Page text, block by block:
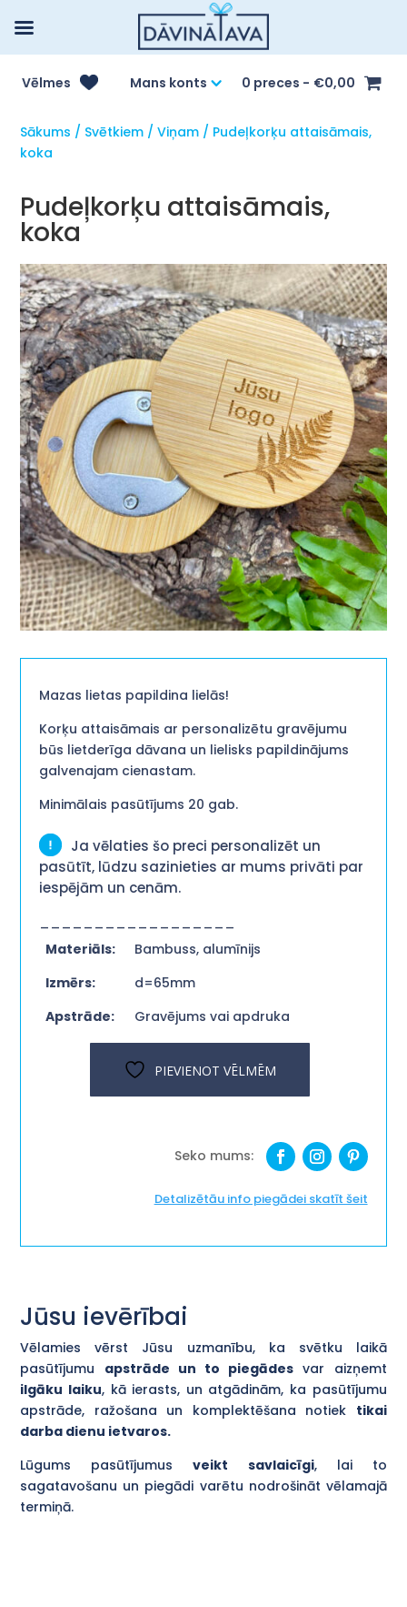
Vēlmes Mans konts 0 preces €0,00
Sākums / Svētkiem /Viņam / Pudeļkorķu attaisāmais,
koka
Pudeļkorķu attaisāmais,
koka
Mazas lietas papildina lielās!
Korķu attaisāmais ar personalizētu gravējumu
būs lietderīga dāvana un lielisks papildinājums
galvenajam cienastam.
Minimālais pasūtījums 20 gab.
Ja vēlaties šo preci personalizēt un
pasūtīt, lūdzu sazinieties ar mums privāti par
iespējām un cenām.
Materiāls:
Bambuss, alumīnijs
Izmērs:
d=65mm
Apstrāde:
Gravējums vai apdruka
PIEVIENOT VĒLMĒM
Detalizētāu info piegādei skatīt šeit
Jūsu ievērībai
Vēlamies vērst Jūsu uzmanību, ka svētku laikā
pasūtījumu apstrāde un to piegādes var aizņemt
ilgāku laiku, kā ierasts, un atgādinām, ka pasūtījumu
apstrāde, ražošana un komplektēšana notiek tikai
darba dienu ietvaros.
Lūgums pasūtījumusveikt savlaicīgi, lai to
sagatavošanu un piegādi varētu nodrošināt vēlamajā
termiņā.